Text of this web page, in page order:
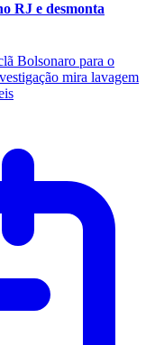
RJ e desmonta
Bolsonaro para o
mira lavagem